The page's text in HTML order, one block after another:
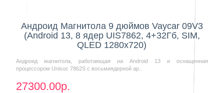
Андроид Магнитола 9 дюймов Vaycar 09V3
(Android 13, 8 ядер UIS7862, 4+32Гб, SIM,
QLED 1280x720)
Андроид магнитола, работающая на Android 13 и оснащенная
процессором Unisoc 7862S с восьмиядерной ар..
27300.00р.